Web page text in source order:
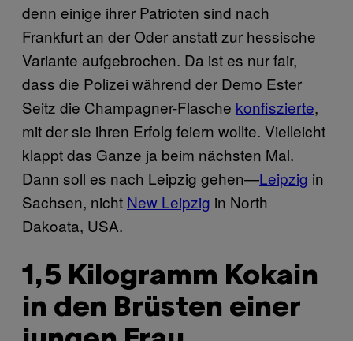
denn einige ihrer Patrioten sind nach
Frankfurt an der Oder anstatt zur hessische
Variante aufgebrochen. Da ist es nur fair,
dass die Polizei während der Demo Ester
Seitz die Champagner-Flasche konfiszierte,
mit der sie ihren Erfolg feiern wollte. Vielleicht
klappt das Ganze ja beim nächsten Mal.
Dann soll es nach Leipzig gehen—Leipzig in
Sachsen, nicht New Leipzig in North
Dakoata, USA.
1,5 Kilogramm Kokain
in den Brüsten einer